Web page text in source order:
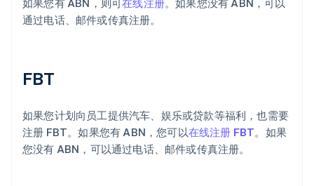
如果您有 ABN，则可在线注册。如果您没有 ABN，可以
通过电话、邮件或传真注册。
FBT
如果您计划向员工提供汽车、娱乐或贷款等福利，也需要
注册 FBT。如果您有 ABN，您可以在线注册 FBT。如果
您没有 ABN，可以通过电话、邮件或传真注册。